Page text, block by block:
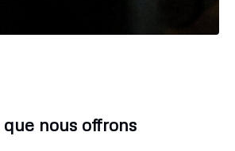
que nous offrons